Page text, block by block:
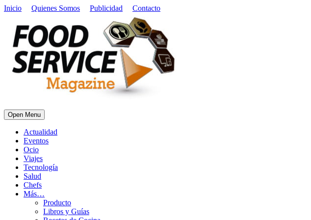
Inicio Quienes Somos Publicidad Contacto
Open Menu
Actualidad
Eventos
Ocio
Viajes
Tecnología
Salud
Chefs
Más…
Producto
Libros y Guías